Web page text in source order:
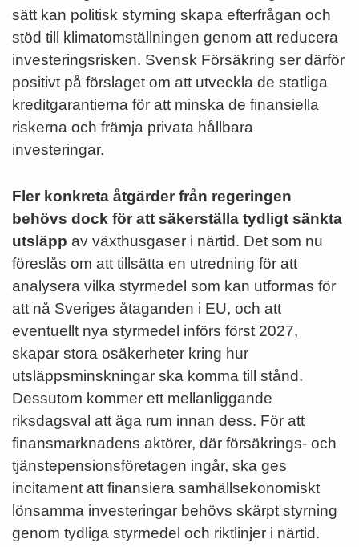
sätt kan politisk styrning skapa efterfrågan och
stöd till klimatomställningen genom att reducera
investeringsrisken. Svensk Försäkring ser därför
positivt på förslaget om att utveckla de statliga
kreditgarantierna för att minska de finansiella
riskerna och främja privata hållbara
investeringar.
Fler konkreta åtgärder från regeringen
behövs dock för att säkerställa tydligt sänkta
utsläpp av växthusgaser i närtid. Det som nu
föreslås om att tillsätta en utredning för att
analysera vilka styrmedel som kan utformas för
att nå Sveriges åtaganden i EU, och att
eventuellt nya styrmedel införs först 2027,
skapar stora osäkerheter kring hur
utsläppsminskningar ska komma till stånd.
Dessutom kommer ett mellanliggande
riksdagsval att äga rum innan dess. För att
finansmarknadens aktörer, där försäkrings- och
tjänstepensionsföretagen ingår, ska ges
incitament att finansiera samhällsekonomiskt
lönsamma investeringar behövs skärpt styrning
genom tydliga styrmedel och riktlinjer i närtid.